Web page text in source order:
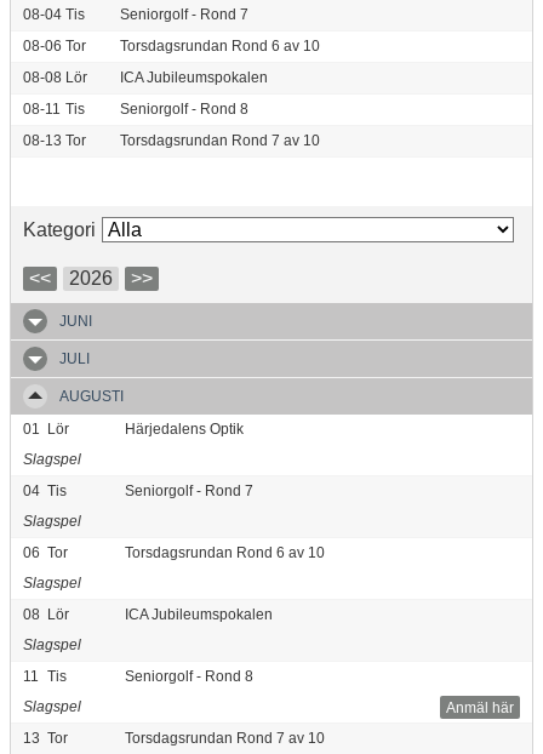
08-04 Tis
Seniorgolf - Rond 7
08-06 Tor
Torsdagsrundan Rond 6 av 10
08-08 Lör
ICA Jubileumspokalen
08-11 Tis
Seniorgolf - Rond 8
08-13 Tor Torsdagsrundan Rond 7 av 10
Kategori
<< 2026 >>
JUNI
JULI
AUGUSTI
01
Lör
Härjedalens Optik
Slagspel
04 Tis
Seniorgolf - Rond 7
Slagspel
06 Tor
Torsdagsrundan Rond 6 av 10
Slagspel
08 Lör
ICA Jubileumspokalen
Slagspel
11
Tis
Seniorgolf - Rond 8
Anmäl här
Slagspel
13 Tor
Torsdagsrundan Rond 7 av 10